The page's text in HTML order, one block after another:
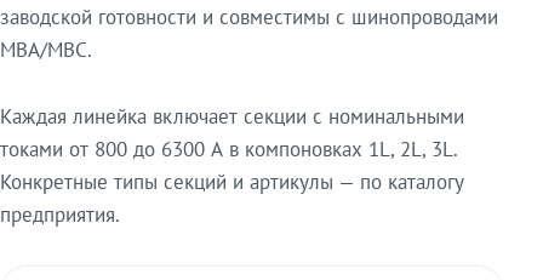
заводской готовности и совместимы с шинопроводами
МВА/МВС.
Каждая линейка включает секции с номинальными
токами от 800 до 6300 А в компоновках 1L, 2L, 3L.
Конкретные типы секций и артикулы — по каталогу
предприятия.